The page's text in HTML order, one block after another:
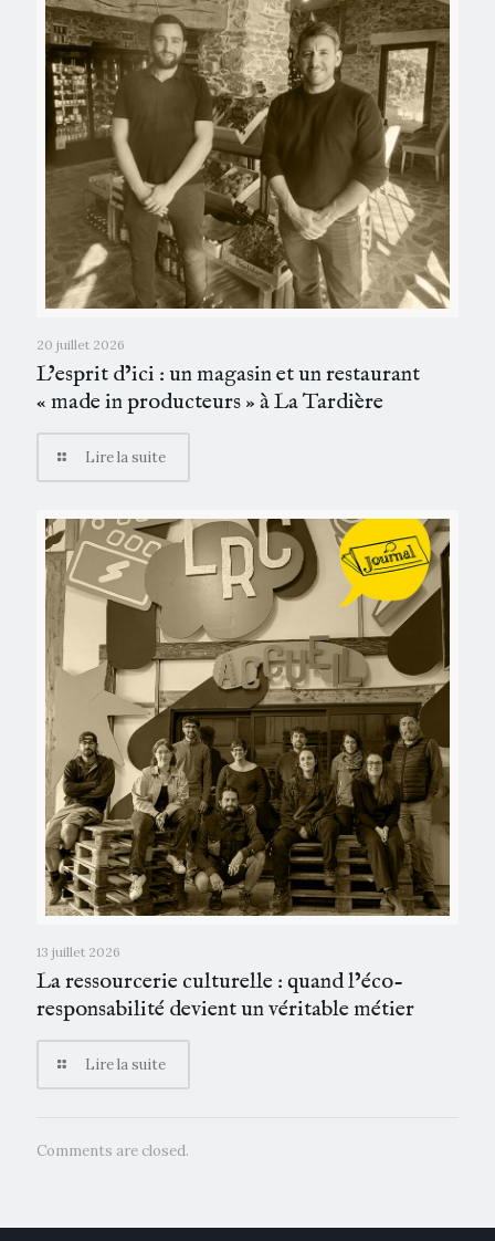
20 juillet 2026
L’esprit d’ici : un magasin et un restaurant
« made in producteurs » à La Tardière
Lire la suite
13 juillet 2026
La ressourcerie culturelle : quand l’éco-
responsabilité devient un véritable métier
Lire la suite
Comments are closed.